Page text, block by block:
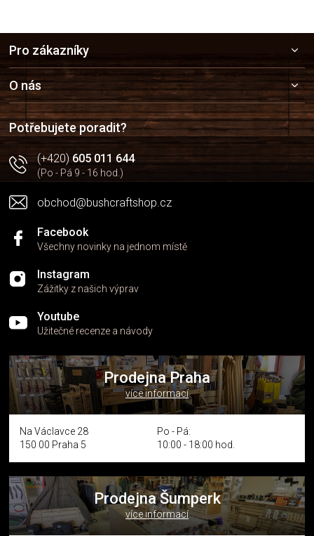
a
t
í
Pro zákazníky
O nás
Potřebujete poradit?
(+420)605 011 644
(Po - Pá 9 - 16 hod.)
obchod@bushcraftshop.cz
Facebook
Všechny novinky na jednom místě
Instagram
Zážitky z našich výprav
Youtube
Užitečné recenze a návody
Prodejna Praha
více informací
Na Václavce 28
150 00 Praha 5
Po - Pá:
10:00 - 18:00 hod.
Prodejna Šumperk
více informací